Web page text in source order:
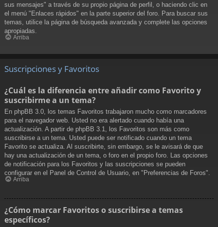
sus mensajes" a través de su propio página de perfil, o haciendo clic en
el menú "Enlaces rápidos" en la parte superior del foro. Para buscar sus
temas, utilice la página de búsqueda avanzada y complete las opciones
apropiadas.
Arriba
Suscripciones y Favoritos
¿Cuál es la diferencia entre añadir como Favorito y
suscribirme a un tema?
En phpBB 3.0, los temas Favoritos trabajaron mucho como marcadores
para el navegador web. Usted no era alertado cuando había una
actualización. A partir de phpBB 3.1, los Favoritos son más como
suscribirse a un tema. Usted puede ser notificado cuando un tema
Favorito se actualiza. Al suscribirte, sin embargo, se le avisará de que
hay una actualización de un tema, o foro en el propio foro. Las opciones
de notificación para los Favoritos y las suscripciones se pueden
configurar en el Panel de Control de Usuario, en "Preferencias de Foros".
Arriba
¿Cómo marcar Favoritos o suscribirse a temas
específicos?